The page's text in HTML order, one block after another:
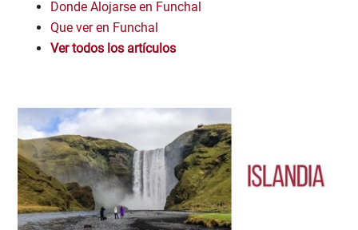
Donde Alojarse en Funchal
Que ver en Funchal
Ver todos los artículos